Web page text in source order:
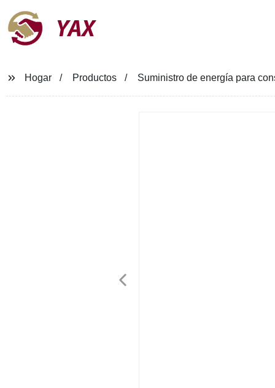
YAX
Hogar Productos Suministro de energía para